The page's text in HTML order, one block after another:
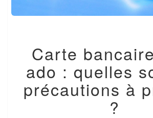
BANCAIRE
POUR
ADO
:
SONT
LES
Carte
ado : quelles
précautions à
?